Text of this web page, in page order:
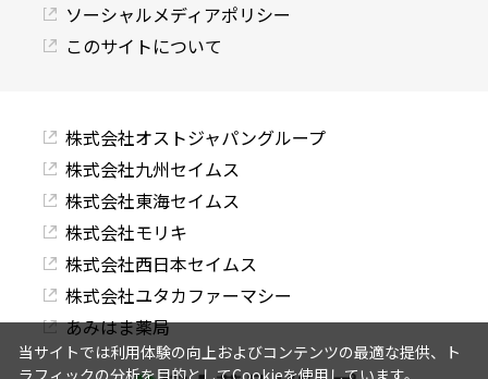
ソーシャルメディアポリシー
このサイトについて
株式会社オストジャパングループ
株式会社九州セイムス
株式会社東海セイムス
株式会社モリキ
株式会社西日本セイムス
株式会社ユタカファーマシー
あみはま薬局
当サイトでは利用体験の向上およびコンテンツの最適な提供、ト